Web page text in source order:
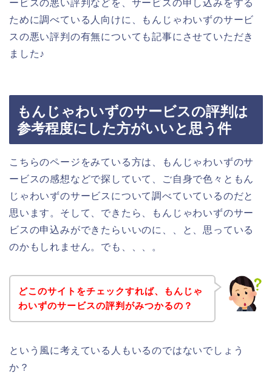
ービスの悪い評判などを、サービスの申し込みをする
ために調べている人向けに、もんじゃわいずのサービ
スの悪い評判の有無についても記事にさせていただき
ました♪
もんじゃわいずのサービスの評判は
参考程度にした方がいいと思う件
こちらのページをみている方は、もんじゃわいずのサ
ービスの感想などで探していて、ご自身で色々ともん
じゃわいずのサービスについて調べていているのだと
思います。そして、できたら、もんじゃわいずのサー
ビスの申込みができたらいいのに、、と、思っている
のかもしれません。でも、、、。
どこのサイトをチェックすれば、もんじゃ
わいずのサービスの評判がみつかるの？
という風に考えている人もいるのではないでしょう
か？